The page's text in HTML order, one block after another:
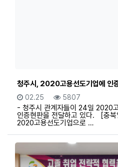
청주시, 2020고용선도기업에 인
등록일
02.25 조회
5807
- 청주시 관계자들이 24일 2020
인증현판을 전달하고 있다. ［충
2020고용선도기업으로 …